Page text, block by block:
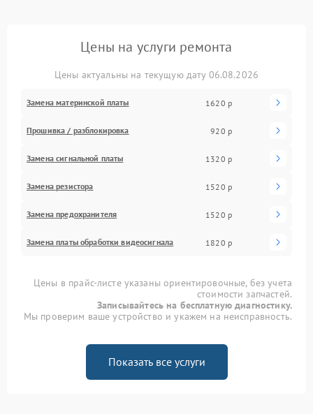
Цены на услуги ремонта
Цены актуальны на текущую дату 06.08.2026
Замена материнской платы 1620 р
Прошивка / разблокировка 920 р
Замена сигнальной платы 1320 р
Замена резистора 1520 р
Замена предохранителя 1520 р
Замена платы обработки видеосигнала 1820 р
Цены в прайс-листе указаны ориентировочные, без учета
стоимости запчастей.
Записывайтесь на бесплатную диагностику.
Мы проверим ваше устройство и укажем на неисправность.
Показать все услуги